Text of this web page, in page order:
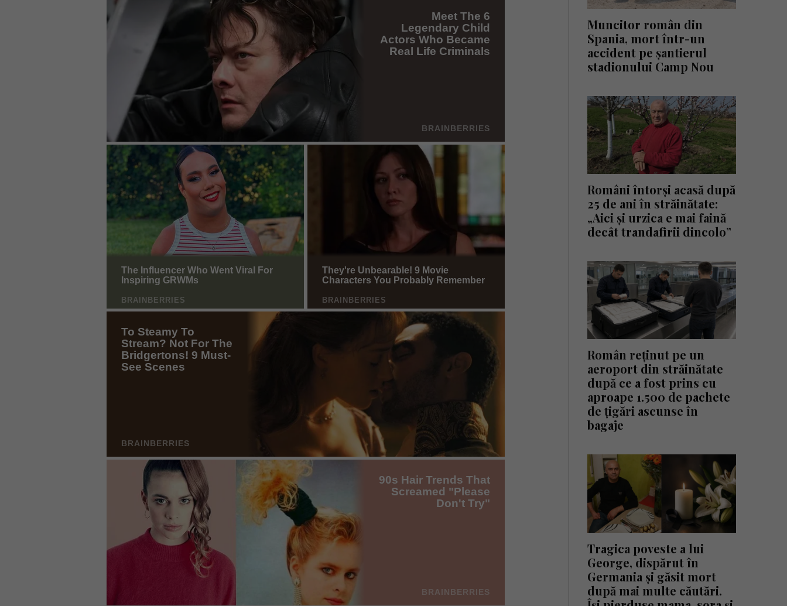
Muncitor român din
Spania, mort într-un
accident pe șantierul
stadionului Camp Nou
Români întorși acasă după
25 de ani în străinătate:
„Aici și urzica e mai faină
decât trandafirii dincolo”
Român reținut pe un
aeroport din străinătate
după ce a fost prins cu
aproape 1.500 de pachete
de țigări ascunse în
bagaje
Tragica poveste a lui
George, dispărut în
Germania și găsit mort
după mai multe căutări.